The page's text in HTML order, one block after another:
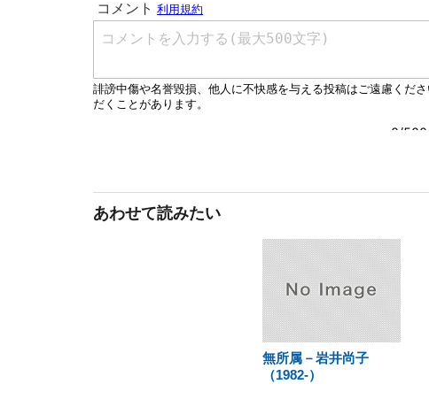
あわせて読みたい
無所属－岩井尚子
（1982-）